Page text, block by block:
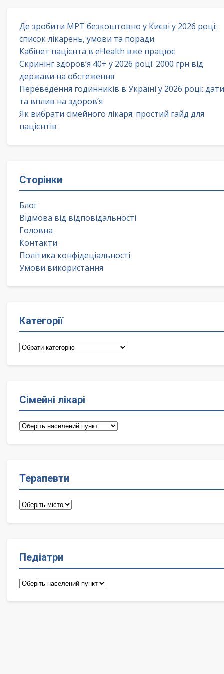
Де зробити МРТ безкоштовно у Києві у 2026 році:
список лікарень, умови та поради
Кабінет пацієнта в eHealth вже працює
Скринінг здоров’я 40+ у 2026 році: 2000 грн від
держави на обстеження
Переведення годинників в Україні у 2026 році: дати
та вплив на здоров’я
Як вибрати сімейного лікаря: простий гайд для
пацієнтів
Сторінки
Блог
Відмова від відповідальності
Головна
Контакти
Політика конфідеціальності
Умови використання
Категорії
Категорії
Сімейні лікарі
Сімейні
Терапевти
Терапевти
Педіатри
Педіатри